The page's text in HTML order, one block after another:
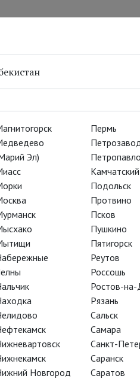
В 2003 г. окончил
гг. работал в труппе
Виноградова (педагог-
премьером Цюрихского
Пети и Жана-Франсуа
Египет, Германию.
Эл)
Новгород
Пермь
Камчатский
Подольск
Протвино
Псков
Пушкино
Пятигорск
Реутов
Россошь
Ростов-
Рязань
Сальск
Самара
Санкт-
Саранск
Саратов